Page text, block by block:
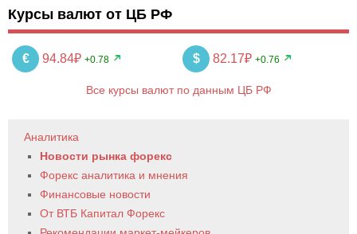
Курсы валют от ЦБ РФ
€ 94.84₽ +0.78 $ 82.17₽ +0.76
Все курсы валют по данным ЦБ РФ
Аналитика
Новости рынка форекс
Форекс аналитика и мнения
Финансовые новости
От ВТБ Капитал Форекс